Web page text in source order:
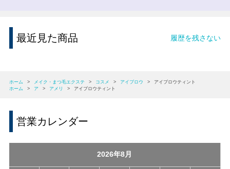
最近見た商品 履歴を残さない
ホーム > メイク・まつ毛エクステ > コスメ > アイブロウ >
アイブロウティント
ホーム
> ア > アメリ > アイブロウティント
営業カレンダー
2026年8月